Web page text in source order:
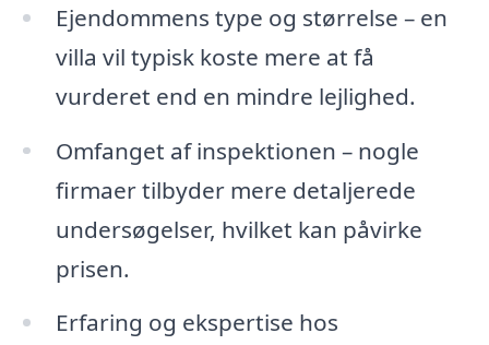
Ejendommens type og størrelse – en
villa vil typisk koste mere at få
vurderet end en mindre lejlighed.
Omfanget af inspektionen – nogle
firmaer tilbyder mere detaljerede
undersøgelser, hvilket kan påvirke
prisen.
Erfaring og ekspertise hos